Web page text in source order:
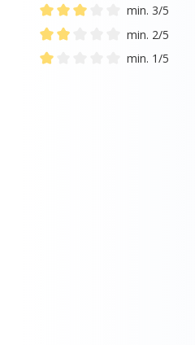
Add filter: Minimum rating of
Add filter: Minimum rating of
min. 3/5
Add filter: Minimum rating of
min. 2/5
min. 1/5